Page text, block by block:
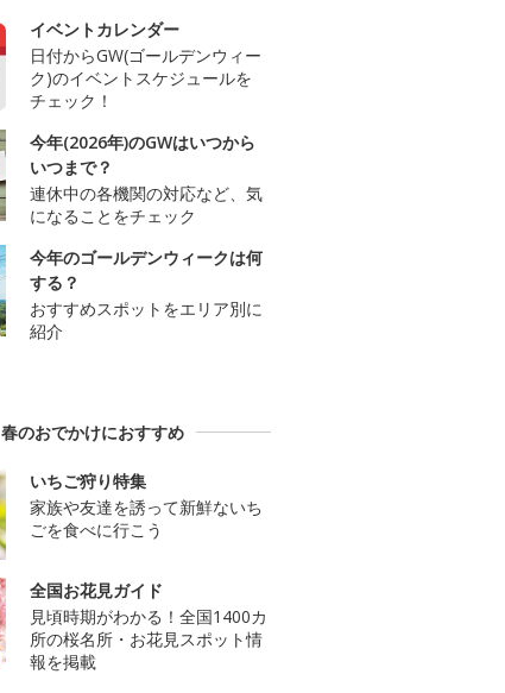
イベントカレンダー
日付からGW(ゴールデンウィー
ク)のイベントスケジュールを
チェック！
今年(2026年)のGWはいつから
いつまで？
連休中の各機関の対応など、気
になることをチェック
今年のゴールデンウィークは何
する？
おすすめスポットをエリア別に
紹介
春のおでかけにおすすめ
いちご狩り特集
家族や友達を誘って新鮮ないち
ごを食べに行こう
全国お花見ガイド
見頃時期がわかる！全国1400カ
所の桜名所・お花見スポット情
報を掲載